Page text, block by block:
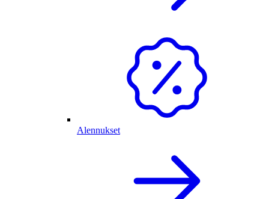
Alennukset